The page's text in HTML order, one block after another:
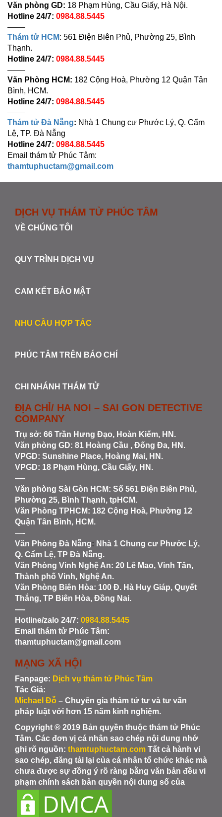
Văn phòng GD: 18 Phạm Hùng, Cầu Giấy, Hà Nội.
Hotline 24/7: 0984.88.5445
——–
Thám tử HCM: 561 Điện Biên Phủ, Phường 25, Bình
Thạnh.
Hotline 24/7: 0984.88.5445
——–
Văn Phòng HCM: 182 Cộng Hoà, Phường 12 Quận Tân
Bình, HCM.
Hotline 24/7: 0984.88.5445
——–
Thám tử Đà Nẵng: Nhà 1 Chung cư Phước Lý, Q. Cẩm
Lệ, TP. Đà Nẵng
Hotline 24/7: 0984.88.5445
Email thám tử Phúc Tâm:
thamtuphuctam@gmail.com
DỊCH VỤ THÁM TỬ PHÚC TÂM
VỀ CHÚNG TÔI
QUY TRÌNH DỊCH VỤ
CAM KẾT BẢO MẬT
NHU CẦU HỢP TÁC
PHÚC TÂM TRÊN BÁO CHÍ
CHI NHÁNH THÁM TỬ
ĐỊA CHỈ/ HA NOI – SAI GON DETECTIVE
COMPANY
Trụ sở: 66 Trần Hưng Đạo, Hoàn Kiếm, HN.
Văn phòng GD: 81 Hoàng Cầu , Đống Đa, HN.
VPGD: Sunshine Place, Hoàng Mai, HN.
VPGD: 18 Phạm Hùng, Cầu Giấy, HN.
—-
Văn phòng Sài Gòn HCM: Số 561 Điện Biên Phủ,
Phường 25, Bình Thạnh, tpHCM.
Văn Phòng TPHCM: 182 Cộng Hoà, Phường 12
Quận Tân Bình, HCM.
—-
Văn Phòng Đà Nẵng: Nhà 1 Chung cư Phước Lý,
Q. Cẩm Lệ, TP Đà Nẵng.
Văn Phòng Vinh Nghệ An: 20 Lê Mao, Vinh Tân,
Thành phố Vinh, Nghệ An.
Văn Phòng Biên Hòa: 100 Đ. Hà Huy Giáp, Quyết
Thắng, TP Biên Hòa, Đồng Nai.
—-
Hotline/zalo 24/7: 0984.88.5445
Email thám tử Phúc Tâm:
thamtuphuctam@gmail.com
MẠNG XÃ HỘI
Fanpage: Dịch vụ thám tử Phúc Tâm
Tác Giả:
Michael Đỗ – Chuyên gia thám tử tư và tư vấn
pháp luật với hơn 15 năm kinh nghiệm.
Copyright ® 2019 Bản quyền thuộc thám tử Phúc
Tâm. Các đơn vị cá nhân sao chép nội dung nhớ
ghi rõ nguồn: thamtuphuctam.com Tất cả hành vi
sao chép, đăng tải lại của cá nhân tổ chức khác mà
chưa được sự đồng ý rõ ràng bằng văn bản đều vi
phạm chính sách bản quyền nội dung số của